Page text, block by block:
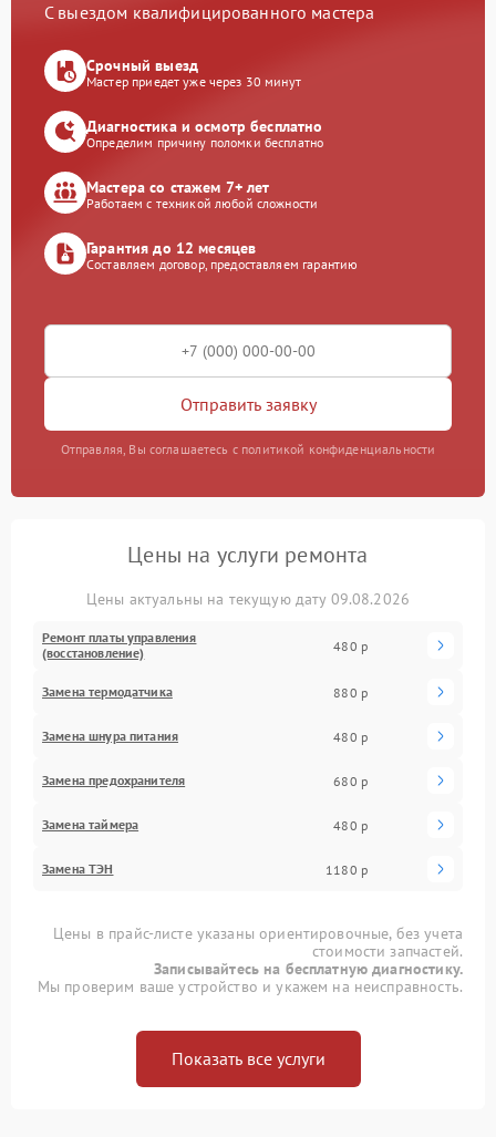
С выездом квалифицированного мастера
Срочный выезд
Мастер приедет уже через 30 минут
Диагностика и осмотр бесплатно
Определим причину поломки бесплатно
Мастера со стажем 7+ лет
Работаем с техникой любой сложности
Гарантия до 12 месяцев
Составляем договор, предоставляем гарантию
Отправить заявку
Отправляя, Вы соглашаетесь с политикой конфиденциальности
Цены на услуги ремонта
Цены актуальны на текущую дату 09.08.2026
Ремонт платы управления
(восстановление)
480 р
Замена термодатчика 880 р
Замена шнура питания 480 р
Замена предохранителя 680 р
Замена таймера 480 р
Замена ТЭН 1180 р
Цены в прайс-листе указаны ориентировочные, без учета
стоимости запчастей.
Записывайтесь на бесплатную диагностику.
Мы проверим ваше устройство и укажем на неисправность.
Показать все услуги